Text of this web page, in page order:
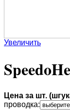
Увеличить
Цена за шт.
проводка: